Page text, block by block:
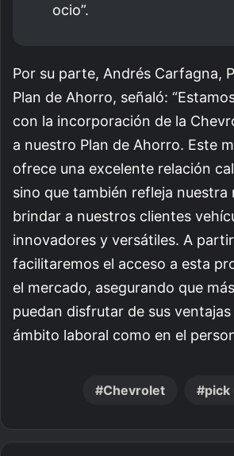
ocio”.
Por su parte, Andrés Carfagna,
Plan de Ahorro, señaló:
con la incorporación de la
a nuestro Plan de Ahorro. Este
ofrece una excelente relación
sino que también refleja nuestra
brindar a nuestros clientes
innovadores y versátiles. A
facilitaremos el acceso a esta
el mercado, asegurando que
puedan disfrutar de sus
ámbito laboral como en el
Chevrolet pick